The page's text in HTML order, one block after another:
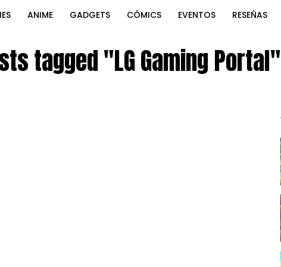
ANIME GADGETS CÓMICS EVENTOS RESEÑAS
tagged "LG Gaming Portal"